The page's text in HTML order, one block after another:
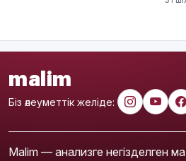
malim
Біз әлеуметтік желіде:
Malim — анализге негізделген